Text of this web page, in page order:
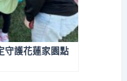
守護花蓮家園點